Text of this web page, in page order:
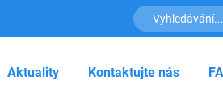
Aktuality Kontaktujte nás